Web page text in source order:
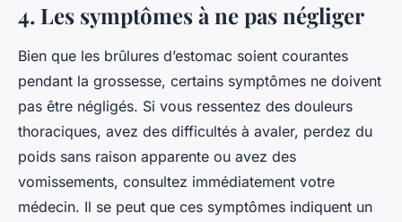
4. Les symptômes à ne pas négliger
Bien que les brûlures d’estomac soient courantes
pendant la grossesse, certains symptômes ne doivent
pas être négligés. Si vous ressentez des douleurs
thoraciques, avez des difficultés à avaler, perdez du
poids sans raison apparente ou avez des
vomissements, consultez immédiatement votre
médecin. Il se peut que ces symptômes indiquent un